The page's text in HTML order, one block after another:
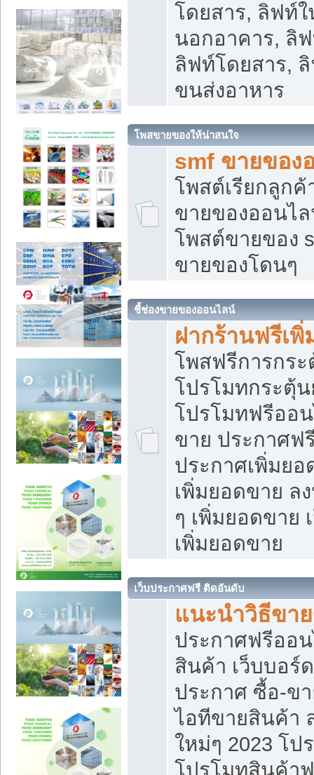
โดยสาร, ลิฟท์
นอกอาคาร, ลิ
ลิฟท์โดยสาร,
ขนส่งอาหาร
โพสขายของให้น่าสนใจ
smf ขายของ
โพสต์เรียกลูกค้
ขายของออนไ
โพสต์ขายของ
ขายของโดนๆ
ชี้ช่องขายของออนไลน์
ฝากร้านฟรีเ
โพสฟรีการกร
โปรโมทกระตุ้
โปรโมทฟรีออ
ขาย ประกาศฟ
ประกาศเพิ่มย
เพิ่มยอดขาย ล
ๆ เพิ่มยอดขาย
เพิ่มยอดขาย
เว็บประกาศฟรี ติดอันดับ
แนะนำวิธีขา
ประกาศฟรีออ
สินค้า เว็บบอร์
ประกาศ ซื้อ-ข
ไอทีขายสินค้า
ใหม่ๆ 2023 โป
โปรโมทสินค้า